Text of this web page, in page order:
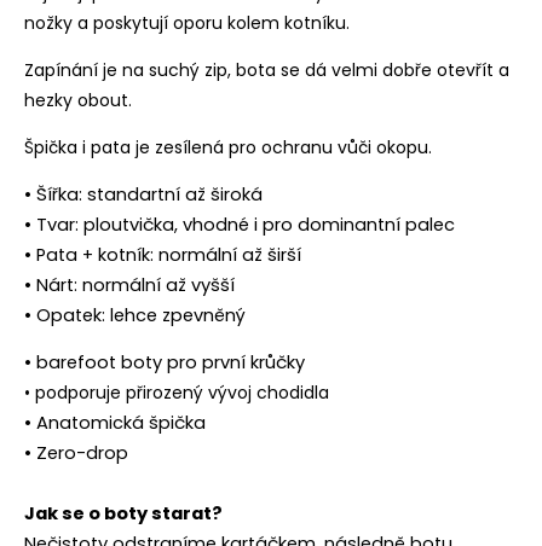
nožky a poskytují oporu kolem kotníku.
Zapínání je na suchý zip, bota se dá velmi dobře otevřít a
hezky obout.
Špička i pata je zesílená pro ochranu vůči okopu.
• Šířka: standartní až široká
• Tvar: ploutvička, vhodné i pro dominantní palec
• Pata + kotník: normální až širší
• Nárt: normální až vyšší
• Opatek: lehce zpevněný
• barefoot boty pro první krůčky
• podporuje přirozený vývoj chodidla
• Anatomická špička
• Zero-drop
Jak se o boty starat?